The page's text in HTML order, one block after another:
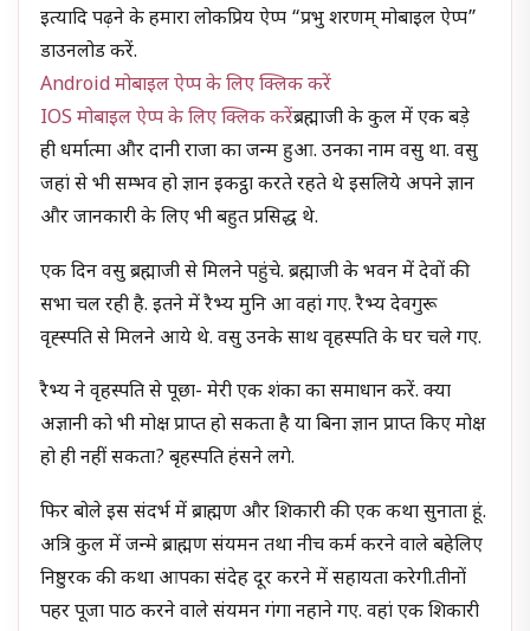
इत्यादि पढ़ने के हमारा लोकप्रिय ऐप्प “प्रभु शरणम् मोबाइल ऐप्प”
डाउनलोड करें.
Android मोबाइल ऐप्प के लिए क्लिक करें
IOS मोबाइल ऐप्प के लिए क्लिक करेंब्रह्माजी के कुल में एक बड़े
ही धर्मात्मा और दानी राजा का जन्म हुआ. उनका नाम वसु था. वसु
जहां से भी सम्भव हो ज्ञान इकट्ठा करते रहते थे इसलिये अपने ज्ञान
और जानकारी के लिए भी बहुत प्रसिद्ध थे.
एक दिन वसु ब्रह्माजी से मिलने पहुंचे. ब्रह्माजी के भवन में देवों की
सभा चल रही है. इतने में रैभ्य मुनि आ वहां गए. रैभ्य देवगुरू
वृह्स्पति से मिलने आये थे. वसु उनके साथ वृहस्पति के घर चले गए.
रैभ्य ने वृहस्पति से पूछा- मेरी एक शंका का समाधान करें. क्या
अज्ञानी को भी मोक्ष प्राप्त हो सकता है या बिना ज्ञान प्राप्त किए मोक्ष
हो ही नहीं सकता? बृहस्पति हंसने लगे.
फिर बोले इस संदर्भ में ब्राह्मण और शिकारी की एक कथा सुनाता हूं.
अत्रि कुल में जन्मे ब्राह्मण संयमन तथा नीच कर्म करने वाले बहेलिए
निष्ठुरक की कथा आपका संदेह दूर करने में सहायता करेगी.तीनों
पहर पूजा पाठ करने वाले संयमन गंगा नहाने गए. वहां एक शिकारी